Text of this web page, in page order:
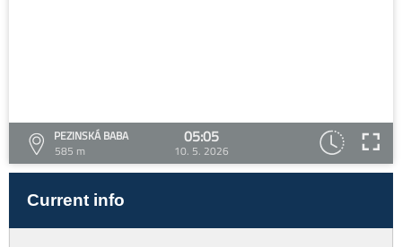
PEZINSKÁ BABA
585 m
05:05
10. 5. 2026
Current info